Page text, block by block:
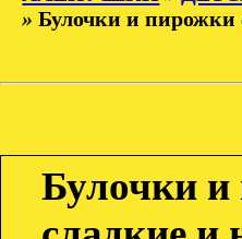
»Булочки и пирожки
Булочки